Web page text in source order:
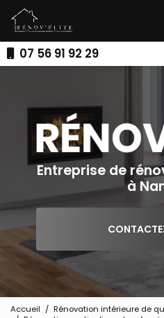
au
contenu
principal07 56 91 92 29
Entreprise de
à
Accueil
Rénovation intérieure de